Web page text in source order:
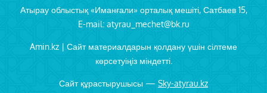
Атырау облыстық «Иманғали» орталық мешіті, Сатбаев 15,
E-mail: atyrau_mechet@bk.ru
Amin.kz | Сайт материалдарын қолдану үшін сілтеме
көрсетуіңіз міндетті.
Сайт құрастырушысы — Sky-atyrau.kz